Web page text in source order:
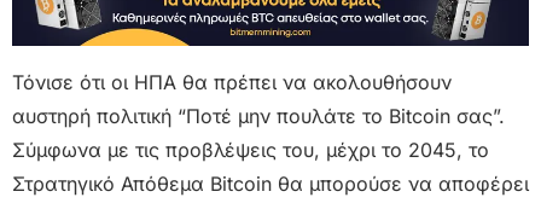
Τόνισε ότι οι ΗΠΑ θα πρέπει να ακολουθήσουν
αυστηρή πολιτική “Ποτέ μην πουλάτε το Bitcoin σας”.
Σύμφωνα με τις προβλέψεις του, μέχρι το 2045, το
Στρατηγικό Απόθεμα Bitcoin θα μπορούσε να αποφέρει